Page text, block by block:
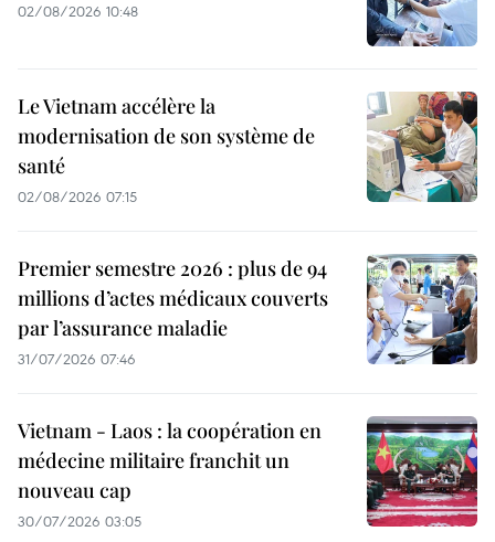
02/08/2026 10:48
Le Vietnam accélère la
modernisation de son système de
santé
02/08/2026 07:15
Premier semestre 2026 : plus de 94
millions d’actes médicaux couverts
par l’assurance maladie
31/07/2026 07:46
Vietnam - Laos : la coopération en
médecine militaire franchit un
nouveau cap
30/07/2026 03:05